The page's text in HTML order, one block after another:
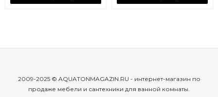
2009-2025 © AQUATONMAGAZIN.RU - интернет-магазин по
продаже мебели и сантехники для ванной комнаты.